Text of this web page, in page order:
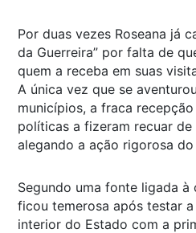
Por duas vezes Roseana já
da Guerreira” por falta de
quem a receba em suas
A única vez que se
municípios, a fraca
políticas a fizeram recuar
alegando a ação rigorosa do
Segundo uma fonte ligada à
ficou temerosa após testar
interior do Estado com a